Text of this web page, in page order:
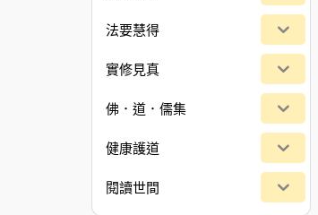
法要慧得
實修見真
佛．道．儒集
健康護道
閱讀世間